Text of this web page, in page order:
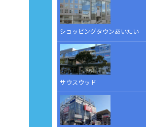
ショッピングタウンあいたい
サウスウッド